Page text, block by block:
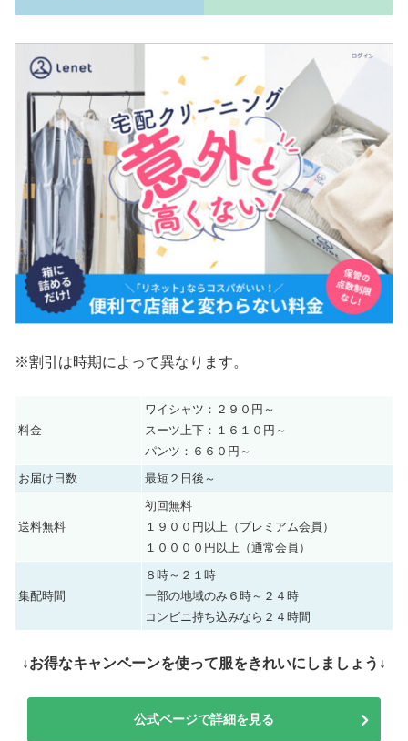
※割引は時期によって異なります。
料金
ワイシャツ：２９０円～
スーツ上下：１６１０円～
パンツ：６６０円～
お届け日数
最短２日後～
送料無料
初回無料
１９００円以上（プレミアム会員）
１００００円以上（通常会員）
集配時間
８時～２１時
一部の地域のみ６時～２４時
コンビニ持ち込みなら２４時間
↓お得なキャンペーンを使って服をきれいにしましょう↓
公式ページで詳細を見る